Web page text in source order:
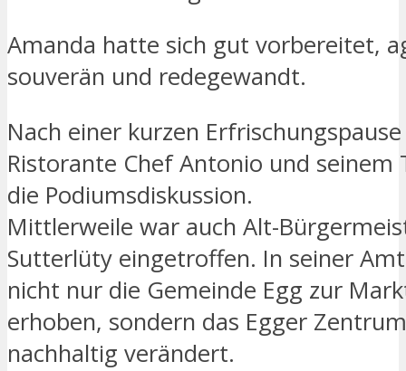
Amanda hatte sich gut vorbereitet,
souverän und redegewandt.
Nach einer kurzen
Ristorante Chef Antonio und seinem
die Podiumsdiskussion.
Mittlerweile war auch Alt-
Sutterlüty eingetroffen. In seiner
nicht nur die Gemeinde Egg zur
erhoben, sondern das Egger
nachhaltig verändert.